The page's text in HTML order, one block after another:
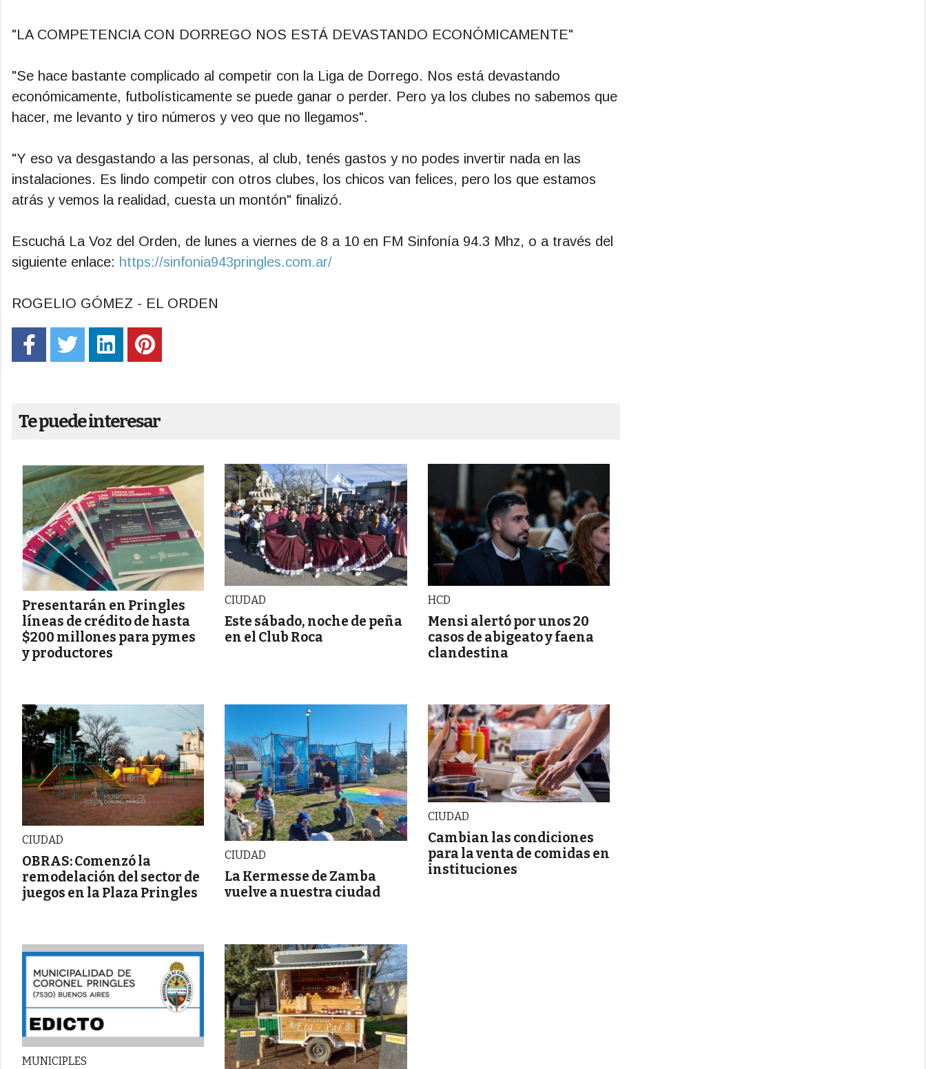
"LA COMPETENCIA CON DORREGO NOS ESTÁ DEVASTANDO ECONÓMICAMENTE"
"Se hace bastante complicado al competir con la Liga de Dorrego. Nos está devastando
económicamente, futbolísticamente se puede ganar o perder. Pero ya los clubes no sabemos que
hacer, me levanto y tiro números y veo que no llegamos".
"Y eso va desgastando a las personas, al club, tenés gastos y no podes invertir nada en las
instalaciones. Es lindo competir con otros clubes, los chicos van felices, pero los que estamos
atrás y vemos la realidad, cuesta un montón" finalizó.
Escuchá La Voz del Orden, de lunes a viernes de 8 a 10 en FM Sinfonía 94.3 Mhz, o a través del
siguiente enlace: https://sinfonia943pringles.com.ar/
ROGELIO GÓMEZ - EL ORDEN
Te puede interesar
Presentarán en Pringles
líneas de crédito de hasta
$200 millones para pymes
y productores
CIUDAD
Este sábado, noche de peña
en el Club Roca
HCD
Mensi alertó por unos 20
casos de abigeato y faena
clandestina
CIUDAD
OBRAS: Comenzó la
remodelación del sector de
juegos en la Plaza Pringles
CIUDAD
La Kermesse de Zamba
vuelve a nuestra ciudad
CIUDAD
Cambian las condiciones
para la venta de comidas en
instituciones
MUNICIPLES